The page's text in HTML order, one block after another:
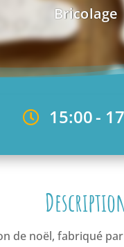
Bricolage
15:00-
de noël, fabriqué